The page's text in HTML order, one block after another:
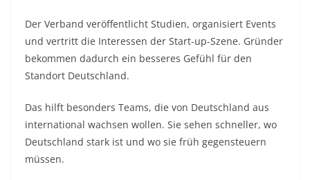
Der Verband veröffentlicht Studien, organisiert Events
und vertritt die Interessen der Start-up-Szene. Gründer
bekommen dadurch ein besseres Gefühl für den
Standort Deutschland.
Das hilft besonders Teams, die von Deutschland aus
international wachsen wollen. Sie sehen schneller, wo
Deutschland stark ist und wo sie früh gegensteuern
müssen.